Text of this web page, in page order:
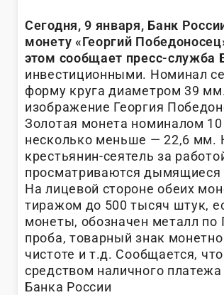
Сегодня, 9 января, Банк
монету «Георгий
этом сообщает пресс-служба
инвестиционными. Номинал
форму круга диаметром 39
изображение Георгия
Золотая монета номиналом
несколько меньше — 22,6 мм.
крестьянин-сеятель за
просматриваются дымящиеся
На лицевой стороне обеих
тиражом до 500 тысяч штук,
монеты, обозначен металл
проба, товарный знак
чистоте и т.д. Сообщается,
средством наличного
Банка России